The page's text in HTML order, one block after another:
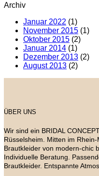
Archiv
Januar 2022 (1)
November 2015 (1)
Oktober 2015 (2)
Januar 2014 (1)
Dezember 2013 (2)
August 2013 (2)
ÜBER UNS
Wir sind ein BRIDAL
Rüsselsheim. Mitten im
Brautkleider von modern-chic
Individuelle Beratung.
Brautkleider. Entspannte